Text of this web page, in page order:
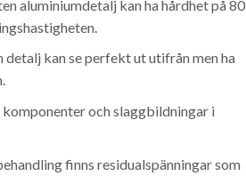
aluminiumdetalj kan ha hårdhet på 80
detalj kan se perfekt ut utifrån men ha
och slaggbildningar i
finns residualspänningar som